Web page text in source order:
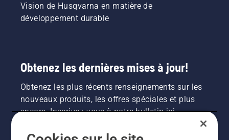
Vision de Husqvarna en matière de
développement durable
Obtenez les dernières mises à jour!
Obtenez les plus récents renseignements sur les
nouveaux produits, les offres spéciales et plus
encore. Inscrivez-vous à notre bulletin ici.